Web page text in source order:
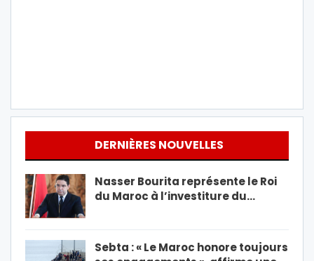
DERNIÈRES NOUVELLES
Nasser Bourita représente le Roi
du Maroc à l’investiture du…
Sebta : « Le Maroc honore toujours